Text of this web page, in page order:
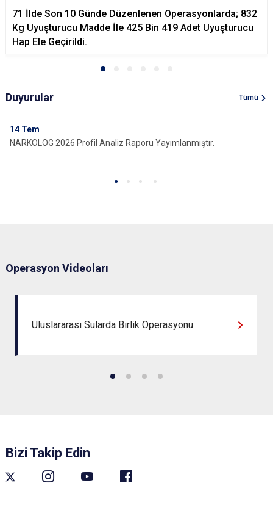
71 İlde Son 10 Günde Düzenlenen Operasyonlarda; 832
Kg Uyuşturucu Madde İle 425 Bin 419 Adet Uyuşturucu
Hap Ele Geçirildi.
Duyurular Tümü
14 Tem
NARKOLOG 2026 Profil Analiz Raporu Yayımlanmıştır.
Operasyon Videoları
Uluslararası Sularda Birlik Operasyonu
Bizi Takip Edin